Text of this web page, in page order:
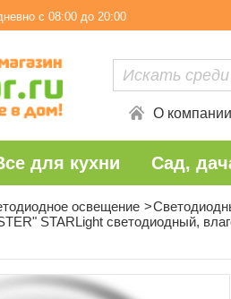
с 08:00 до 20:00
О компании
для кухни Сад,
освещение
STARLight светодиодный,